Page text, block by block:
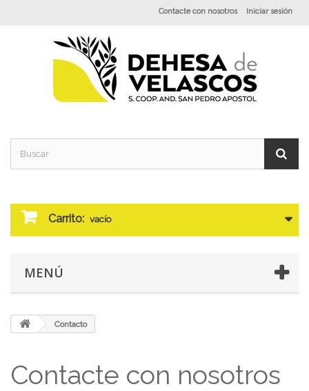
Iniciar sesión
Contacte con nosotros
Carrito: vacío
MENÚ
Contacto
Contacte con nosotros